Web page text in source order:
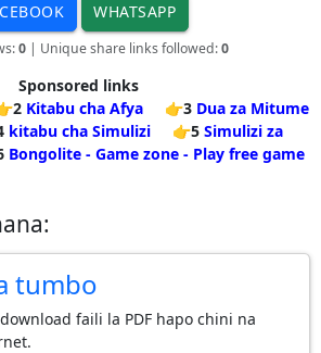
WHATSAPP
0| Unique share links followed:0
Sponsored links
Kitabu cha Afya 👉3 Dua za Mitume
kitabu cha Simulizi 👉5 Simulizi za
Bongolite - Game zone - Play free game
tumbo
faili la PDF hapo chini na